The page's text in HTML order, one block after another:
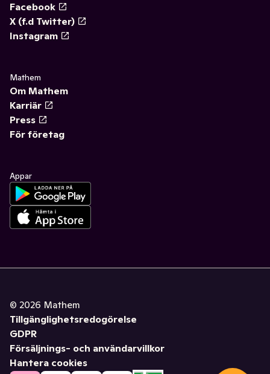
Facebook
X (f.d Twitter)
Instagram
Mathem
Om Mathem
Karriär
Press
För företag
Appar
© 2026 Mathem
Tillgänglighetsredogörelse
GDPR
Försäljnings- och användarvillkor
Hantera cookies